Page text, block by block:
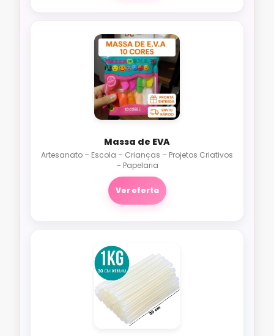
Massa de EVA
Artesanato – Escola – Crianças – Projetos Criativos
– Papelaria
Ver oferta